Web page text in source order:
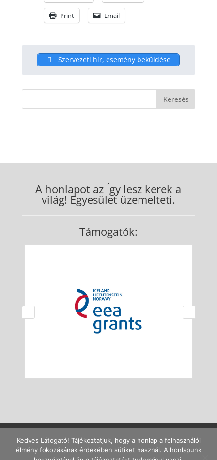
Print Email
Szervezeti hír, esemény beküldése
A honlapot az Így lesz kerek a
világ! Egyesület üzemelteti.
Támogatók:
Ajánlott böngészők: Firefox 40+, Chrome 45+, MS Edge. Ajánlott
Kedves Látogató! Tájékoztatjuk, hogy a honlap a felhasználói
élmény fokozásának érdekében sütiket használ. A honlapunk